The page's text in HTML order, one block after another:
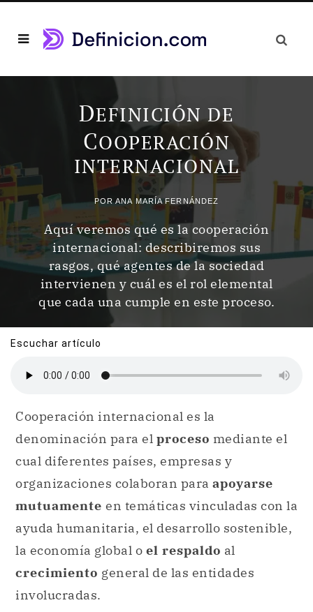
DEFINICIÓN DE
COOPERACIÓN
INTERNACIONAL
PORANA MARÍA FERNÁNDEZ
Aquí veremos qué es la cooperación
internacional: describiremos sus
rasgos, qué agentes de la sociedad
intervienen y cuál es el rol elemental
que cada una cumple en este proceso.
Escuchar artículo
Cooperación internacional es la
denominación para el proceso mediante el
cual diferentes países, empresas y
organizaciones colaboran para apoyarse
mutuamente en temáticas vinculadas con la
ayuda humanitaria, el desarrollo sostenible,
la economía global o el respaldo al
crecimiento general de las entidades
involucradas.